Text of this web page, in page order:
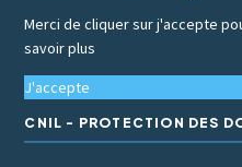
Merci de cliquer sur j'accepte
savoir plus
J'accepte
CNIL - PROTECTION DES